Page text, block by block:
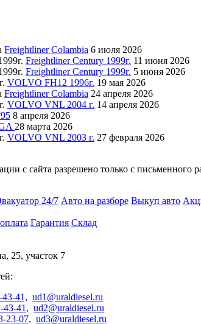
Freightliner Colambia 6 июля 2026
Freightliner Century 1999г. 11 июня 2026
Freightliner Century 1999г. 5 июня 2026
VOLVO FH12 1996г. 19 мая 2026
Freightliner Colambia 24 апреля 2026
VOLVO VNL 2004 г. 14 апреля 2026
8 апреля 2026
28 марта 2026
VOLVO VNL 2003 г. 27 февраля 2026
с сайта разрешено только с письменного
24/7 Авто на разборе Выкуп авто
Гарантия Склад
25, участок 7
41, ud1@uraldiesel.ru
43-41, ud2@uraldiesel.ru
23-07, ud3@uraldiesel.ru